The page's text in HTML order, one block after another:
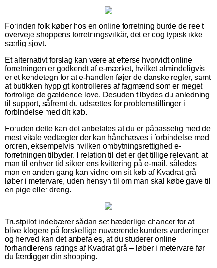
Forinden folk køber hos en online forretning burde de reelt
overveje shoppens forretningsvilkår, det er dog typisk ikke
særlig sjovt.
Et alternativt forslag kan være at efterse hvorvidt online
forretningen er godkendt af e-mærket, hvilket almindeligvis
er et kendetegn for at e-handlen føjer de danske regler, samt
at butikken hyppigt kontrolleres af fagmænd som er meget
fortrolige de gældende love. Desuden tilbydes du anledning
til support, såfremt du udsættes for problemstillinger i
forbindelse med dit køb.
Foruden dette kan det anbefales at du er påpasselig med de
mest vitale vedtægter der kan håndhæves i forbindelse med
ordren, eksempelvis hvilken ombytningsrettighed e-
forretningen tilbyder. I relation til det er det tillige relevant, at
man til enhver tid sikrer ens kvittering på e-mail, således
man en anden gang kan vidne om sit køb af Kvadrat grå –
løber i metervare, uden hensyn til om man skal købe gave til
en pige eller dreng.
Trustpilot indebærer sådan set hæderlige chancer for at
blive klogere på forskellige nuværende kunders vurderinger
og herved kan det anbefales, at du studerer online
forhandlerens ratings af Kvadrat grå – løber i metervare før
du færdiggør din shopping.